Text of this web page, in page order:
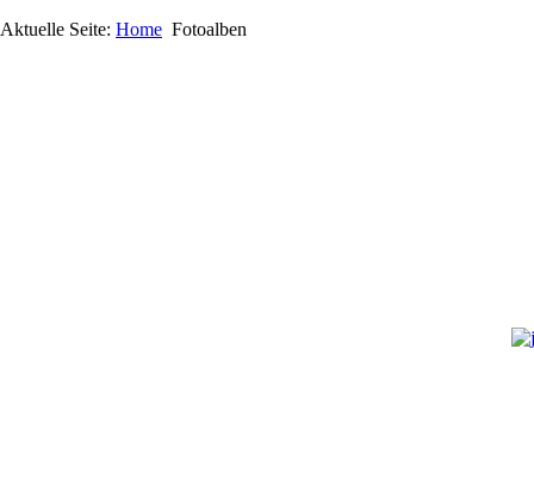
Aktuelle Seite: Home Fotoalben